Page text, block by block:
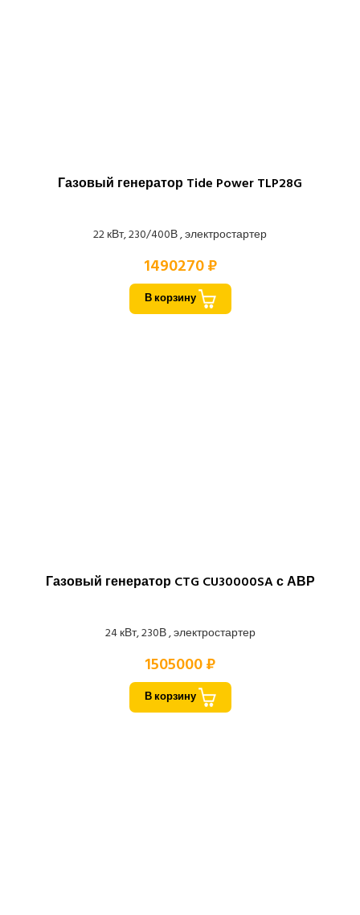
Газовый генератор Tide Power TLP28G
22 кВт, 230/400В , электростартер
1490270 ₽
В корзину
Газовый генератор CTG CU30000SA с АВР
24 кВт, 230В , электростартер
1505000 ₽
В корзину